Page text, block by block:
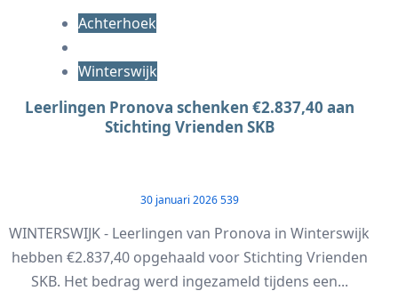
Achterhoek
Winterswijk
Leerlingen Pronova schenken €2.837,40 aan
Stichting Vrienden SKB
30 januari 2026539
WINTERSWIJK - Leerlingen van Pronova in Winterswijk
hebben €2.837,40 opgehaald voor Stichting Vrienden
SKB. Het bedrag werd ingezameld tijdens een...